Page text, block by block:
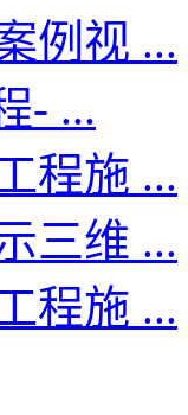
例视 ...
- ...
程施 ...
三维 ...
程施 ...